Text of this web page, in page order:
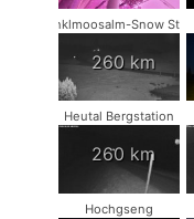
Winklmoosalm-Snow Stake
260 km
Heutal Bergstation
260 km
Hochgseng